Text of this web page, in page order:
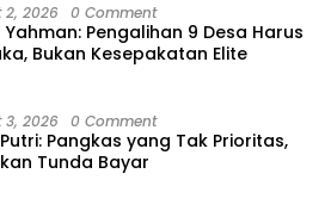
2, 2026 0 Comment
Yahman: Pengalihan 9 Desa Harus
Bukan Kesepakatan Elite
3, 2026 0 Comment
Pangkas yang Tak Prioritas,
Tunda Bayar